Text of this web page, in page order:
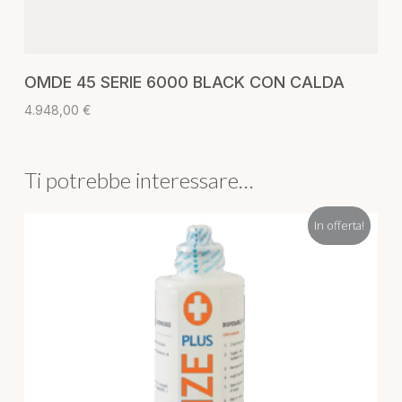
OMDE 45 SERIE 6000 BLACK CON CALDA
4.948,00 €
Ti potrebbe interessare…
In offerta!